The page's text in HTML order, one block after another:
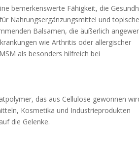
bemerkenswerte Fähigkeit, die
Nahrungsergänzungsmittel und topische
Balsamen, die äußerlich
wie Arthritis oder allergischer
als besonders hilfreich bei
das aus Cellulose gewonnen
Kosmetika und Industrieprodukten
die Gelenke.